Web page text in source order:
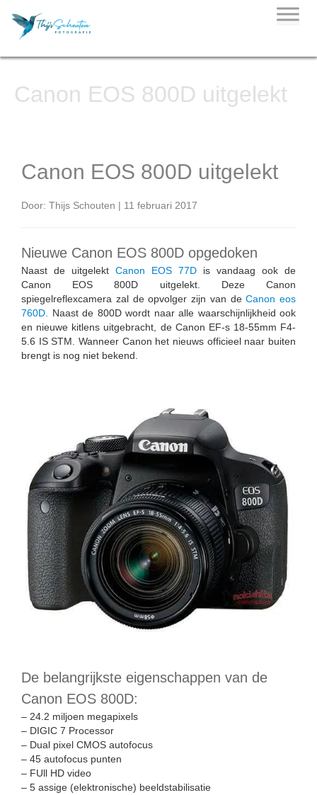
Canon EOS 800D uitgelekt
Canon EOS 800D uitgelekt
Door: Thijs Schouten | 11 februari 2017
Nieuwe Canon EOS 800D opgedoken
Naast de uitgelekt Canon EOS 77D is vandaag ook de
Canon EOS 800D uitgelekt. Deze Canon
spiegelreflexcamera zal de opvolger zijn van deCanon eos
760D . Naast de 800D wordt naar alle waarschijnlijkheid ook
en nieuwe kitlens uitgebracht, de Canon EF-s 18-55mm F4-
5.6 IS STM. Wanneer Canon het nieuws officieel naar buiten
brengt is nog niet bekend.
De belangrijkste eigenschappen van de
Canon EOS 800D:
– 24.2 miljoen megapixels
– DIGIC 7 Processor
– Dual pixel CMOS autofocus
– 45 autofocus punten
– FUll HD video
– 5 assige (elektronische) beeldstabilisatie